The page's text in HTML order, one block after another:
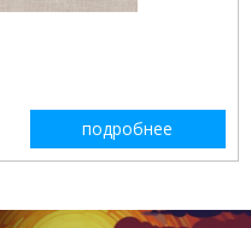
подробнее